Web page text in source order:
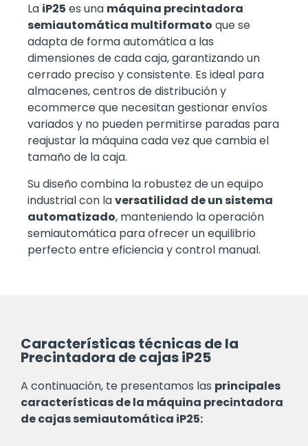
La iP25 es una máquina precintadora
semiautomática multiformato que se
adapta de forma automática a las
dimensiones de cada caja, garantizando un
cerrado preciso y consistente. Es ideal para
almacenes, centros de distribución y
ecommerce que necesitan gestionar envíos
variados y no pueden permitirse paradas para
reajustar la máquina cada vez que cambia el
tamaño de la caja.
Su diseño combina la robustez de un equipo
industrial con laversatilidad de un sistema
automatizado, manteniendo la operación
semiautomática para ofrecer un equilibrio
perfecto entre eficiencia y control manual.
Características técnicas de la
Precintadora de cajas iP25
A continuación, te presentamos las principales
características de la máquina precintadora
de cajas semiautomática iP25: